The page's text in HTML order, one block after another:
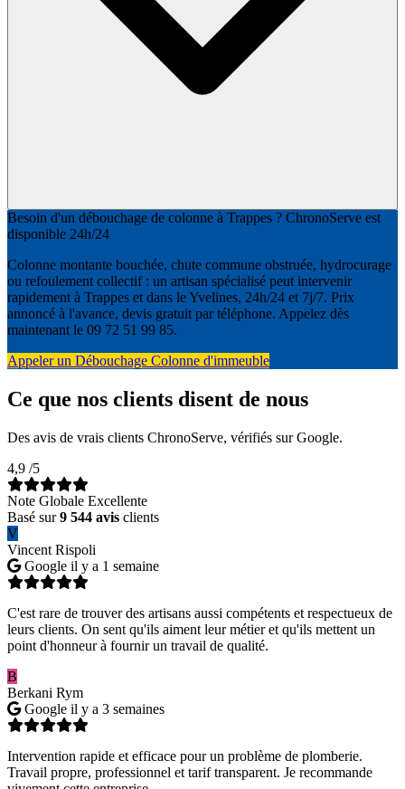
Besoin d'un débouchage de colonne à Trappes ? ChronoServe est
disponible 24h/24
Colonne montante bouchée, chute commune obstruée, hydrocurage
ou refoulement collectif : un artisan spécialisé peut intervenir
rapidement à Trappes et dans le Yvelines, 24h/24 et 7j/7. Prix
annoncé à l'avance, devis gratuit par téléphone. Appelez dès
maintenant le 09 72 51 99 85.
Appeler un Débouchage Colonne d'immeuble
Ce que nos clients disent de nous
Des avis de vrais clients ChronoServe, vérifiés sur Google.
4,9 /5
Note Globale Excellente
Basé sur9 544 avis clients
V
Vincent Rispoli
Google il y a 1 semaine
C'est rare de trouver des artisans aussi compétents et respectueux de
leurs clients. On sent qu'ils aiment leur métier et qu'ils mettent un
point d'honneur à fournir un travail de qualité.
B
Berkani Rym
Google il y a 3 semaines
Intervention rapide et efficace pour un problème de plomberie.
Travail propre, professionnel et tarif transparent. Je recommande